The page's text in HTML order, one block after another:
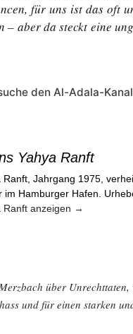
für uns ist das oft
– aber da steckt eine
den Al-Adala-
Yahya Ranft
Ranft, Jahrgang 1975,
im Hamburger Hafen.
Ranft anzeigen →
über Unrechttaten,
und für einen starken